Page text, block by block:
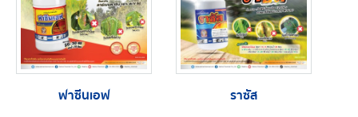
ฟาซีนเอฟ ราซัส